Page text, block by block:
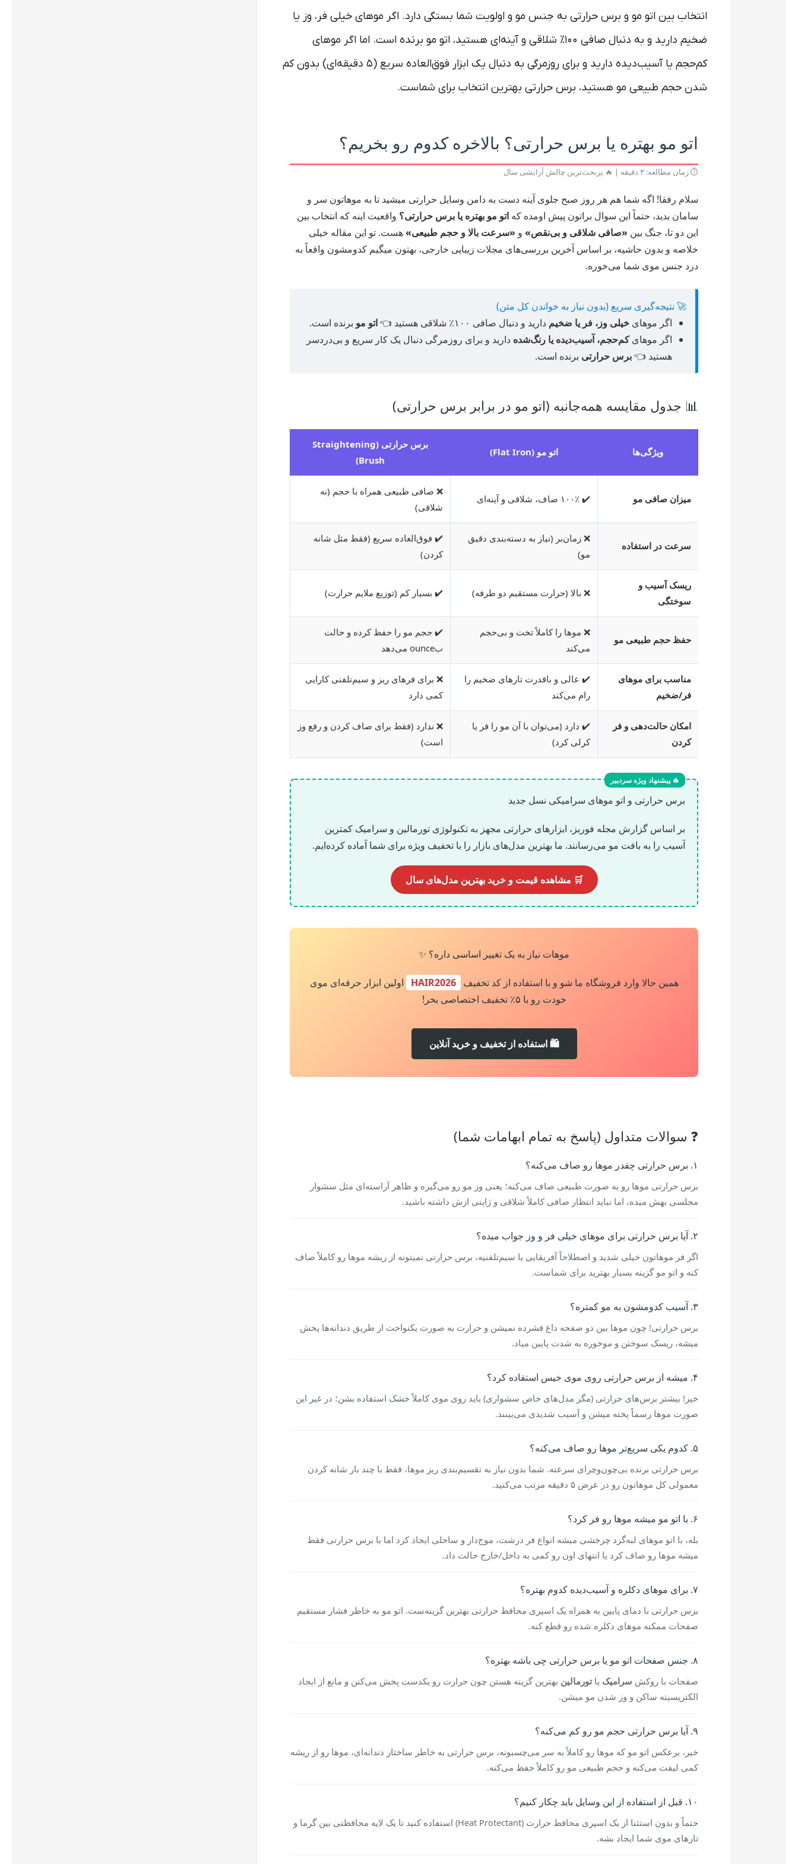
انتخاب بین اتو مو و برس حرارتی به جنس مو و اولویت شما بستگی دارد. اگر موهای خیلی فر، وز یا
ضخیم دارید و به دنبال صافی ۱۰۰٪ شلاقی و آینه‌ای هستید، اتو مو برنده است. اما اگر موهای
کم‌حجم یا آسیب‌دیده دارید و برای روزمرگی به دنبال یک ابزار فوق‌العاده سریع (۵ دقیقه‌ای) بدون کم
شدن حجم طبیعی مو هستید، برس حرارتی بهترین انتخاب برای شماست.
اتو مو بهتره یا برس حرارتی؟ بالاخره کدوم رو بخریم؟
⏱️ زمان مطالعه: ۳ دقیقه | 🔥 پربحث‌ترین چالش آرایشی سال
سلام رفقا! اگه شما هم هر روز صبح جلوی آینه دست به دامن وسایل حرارتی میشید تا به موهاتون سر و
سامان بدید، حتماً این سوال براتون پیش اومده که اتو مو بهتره یا برس حرارتی؟ واقعیت اینه که انتخاب بین
این دو تا، جنگ بین «صافی شلاقی و بی‌نقص» و «سرعت بالا و حجم طبیعی»هست. تو این مقاله خیلی
خلاصه و بدون حاشیه، بر اساس آخرین بررسی‌های مجلات زیبایی خارجی، بهتون میگیم کدومشون واقعاً به
درد جنس موی شما می‌خوره.
🚀 نتیجه‌گیری سریع (بدون نیاز به خواندن کل متن)
اگر موهای خیلی وز، فر یا ضخیم دارید و دنبال صافی ۱۰۰٪ شلاقی هستید 👈 اتو مو برنده است.
اگر موهایکم‌حجم، آسیب‌دیده یا رنگ‌شده دارید و برای روزمرگی دنبال یک کار سریع و بی‌دردسر
هستید 👈برس حرارتی برنده است.
📊 جدول مقایسه همه‌جانبه (اتو مو در برابر برس حرارتی)
ویژگی‌ها اتو مو (Flat Iron)
برس حرارتی (Straightening
Brush)
میزان صافی مو ✔️ ۱۰۰٪ صاف، شلاقی و آینه‌ای
❌ صافی طبیعی همراه با حجم (نه
شلاقی)
سرعت در استفاده
❌ زمان‌بر (نیاز به دسته‌بندی دقیق
مو)
✔️ فوق‌العاده سریع (فقط مثل شانه
کردن)
ریسک آسیب و
سوختگی
❌ بالا (حرارت مستقیم دو طرفه) ✔️ بسیار کم (توزیع ملایم حرارت)
حفظ حجم طبیعی مو
❌ موها را کاملاً تخت و بی‌حجم
می‌کند
✔️ حجم مو را حفظ کرده و حالت
بounce می‌دهد
مناسب برای موهای
فر/ضخیم
✔️ عالی و باقدرت تارهای ضخیم را
رام می‌کند
❌ برای فرهای ریز و سیم‌تلفنی کارایی
کمی دارد
امکان حالت‌دهی و فر
کردن
✔️ دارد (می‌توان با آن مو را فر یا
کرلی کرد)
❌ ندارد (فقط برای صاف کردن و رفع وز
است)
🔥 پیشنهاد ویژه سردبیر
برس حرارتی و اتو موهای سرامیکی نسل جدید
بر اساس گزارش مجله فوربز، ابزارهای حرارتی مجهز به تکنولوژی تورمالین و سرامیک کمترین
آسیب را به بافت مو می‌رسانند. ما بهترین مدل‌های بازار را با تخفیف ویژه برای شما آماده کرده‌ایم.
🛒 مشاهده قیمت و خرید بهترین مدل‌های سال
موهات نیاز به یک تغییر اساسی داره؟ ✨
همین حالا وارد فروشگاه ما شو و با استفاده از کد تخفیف HAIR2026
اولین ابزار حرفه‌ای موی
خودت رو با ۵٪ تخفیف اختصاصی بخر!
🛍️ استفاده از تخفیف و خرید آنلاین
❓ سوالات متداول (پاسخ به تمام ابهامات شما)
۱. برس حرارتی چقدر موها رو صاف می‌کنه؟
برس حرارتی موها رو به صورت طبیعی صاف می‌کنه؛ یعنی وز مو رو می‌گیره و ظاهر آراسته‌ای مثل سشوار
مجلسی بهش میده، اما نباید انتظار صافی کاملاً شلاقی و ژاپنی ازش داشته باشید.
۲. آیا برس حرارتی برای موهای خیلی فر و وز جواب میده؟
اگر فر موهاتون خیلی شدید و اصطلاحاً آفریقایی یا سیم‌تلفنیه، برس حرارتی نمیتونه از ریشه موها رو کاملاً صاف
کنه و اتو مو گزینه بسیار بهترید برای شماست.
۳. آسیب کدومشون به مو کمتره؟
برس حرارتی! چون موها بین دو صفحه داغ فشرده نمیشن و حرارت به صورت یکنواخت از طریق دندانه‌ها پخش
میشه، ریسک سوختن و موخوره به شدت پایین میاد.
۴. میشه از برس حرارتی روی موی خیس استفاده کرد؟
خیر! بیشتر برس‌های حرارتی (مگر مدل‌های خاص سشواری) باید روی موی کاملاً خشک استفاده بشن؛ در غیر این
صورت موها رسماً پخته میشن و آسیب شدیدی می‌بینند.
۵. کدوم یکی سریع‌تر موها رو صاف می‌کنه؟
برس حرارتی برنده بی‌چون‌وچرای سرعته. شما بدون نیاز به تقسیم‌بندی ریز موها، فقط با چند بار شانه کردن
معمولی کل موهاتون رو در عرض ۵ دقیقه مرتب می‌کنید.
۶. با اتو مو میشه موها رو فر کرد؟
بله، با اتو موهای لبه‌گرد چرخشی میشه انواع فر درشت، موج‌دار و ساحلی ایجاد کرد اما با برس حرارتی فقط
میشه موها رو صاف کرد یا انتهای اون رو کمی به داخل/خارج حالت داد.
۷. برای موهای دکلره و آسیب‌دیده کدوم بهتره؟
برس حرارتی با دمای پایین به همراه یک اسپری محافظ حرارتی بهترین گزینه‌ست. اتو مو به خاطر فشار مستقیم
صفحات ممکنه موهای دکلره شده رو قطع کنه.
۸. جنس صفحات اتو مو یا برس حرارتی چی باشه بهتره؟
صفحات با روکش سرامیک یاتورمالین بهترین گزینه هستن چون حرارت رو یکدست پخش می‌کنن و مانع از ایجاد
الکتریسیته ساکن و وز شدن مو میشن.
۹. آیا برس حرارتی حجم مو رو کم می‌کنه؟
خیر، برعکس اتو مو که موها رو کاملاً به سر می‌چسبونه، برس حرارتی به خاطر ساختار دندانه‌ای، موها رو از ریشه
کمی لیفت می‌کنه و حجم طبیعی مو رو کاملاً حفظ می‌کنه.
۱۰. قبل از استفاده از این وسایل باید چکار کنیم؟
حتماً و بدون استثنا از یک اسپری محافظ حرارت (Heat Protectant) استفاده کنید تا یک لایه محافظتی بین گرما و
تارهای موی شما ایجاد بشه.